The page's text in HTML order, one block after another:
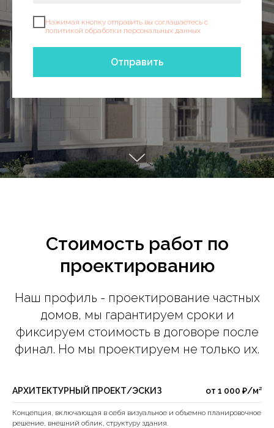
Нажимая кнопку отправить вы соглашаетесь с
политикой обработки персональных данных
Отправить
Стоимость работ по
проектированию
Наш профиль - проектирование частных
домов, мы гарантируем сроки и
фиксируем стоимость в договоре после
финал. Но мы проектируем не только их.
АРХИТЕКТУРНЫЙ ПРОЕКТ/ЭСКИЗ от 1 000 ₽/м²
Концепция, включающая в себя визуальное и объемно планировочное
решение, внешний облик, структуру здания.